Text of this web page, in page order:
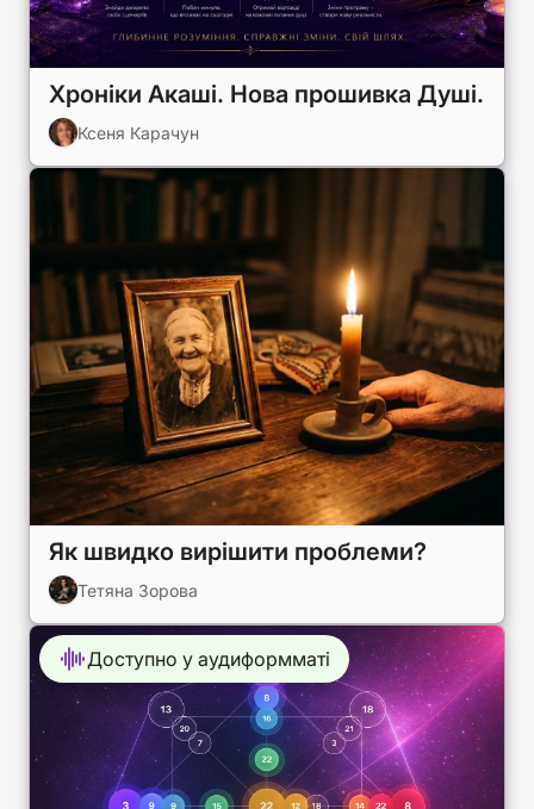
Хроніки Акаші. Нова прошивка Душі.
Ксеня Карачун
Як швидко вирішити проблеми?
Тетяна Зорова
Доступно у аудиформматі